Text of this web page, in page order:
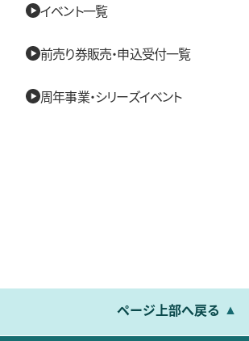
イベント一覧
前売り券販売・申込受付一覧
周年事業・シリーズイベント
ページ上部へ戻る